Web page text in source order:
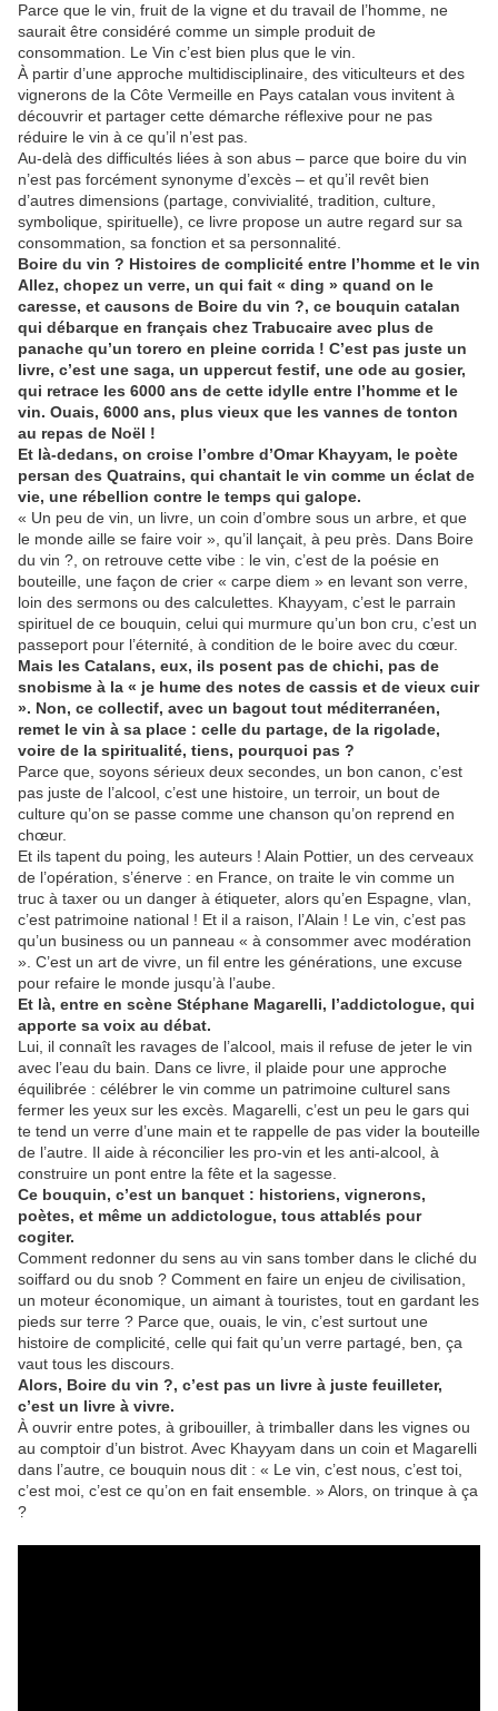
Parce que le vin, fruit de la vigne et du travail de l’homme, ne
saurait être considéré comme un simple produit de
consommation. Le Vin c’est bien plus que le vin.
À partir d’une approche multidisciplinaire, des viticulteurs et des
vignerons de la Côte Vermeille en Pays catalan vous invitent à
découvrir et partager cette démarche réflexive pour ne pas
réduire le vin à ce qu’il n’est pas.
Au-delà des difficultés liées à son abus – parce que boire du vin
n’est pas forcément synonyme d’excès – et qu’il revêt bien
d’autres dimensions (partage, convivialité, tradition, culture,
symbolique, spirituelle), ce livre propose un autre regard sur sa
consommation, sa fonction et sa personnalité.
Boire du vin ? Histoires de complicité entre l’homme et le vin
Allez, chopez un verre, un qui fait « ding » quand on le
caresse, et causons de Boire du vin ?, ce bouquin catalan
qui débarque en français chez Trabucaire avec plus de
panache qu’un torero en pleine corrida ! C’est pas juste un
livre, c’est une saga, un uppercut festif, une ode au gosier,
qui retrace les 6000 ans de cette idylle entre l’homme et le
vin. Ouais, 6000 ans, plus vieux que les vannes de tonton
au repas de Noël !
Et là-dedans, on croise l’ombre d’Omar Khayyam, le poète
persan des Quatrains, qui chantait le vin comme un éclat de
vie, une rébellion contre le temps qui galope.
« Un peu de vin, un livre, un coin d’ombre sous un arbre, et que
le monde aille se faire voir », qu’il lançait, à peu près. Dans Boire
du vin ?, on retrouve cette vibe : le vin, c’est de la poésie en
bouteille, une façon de crier « carpe diem » en levant son verre,
loin des sermons ou des calculettes. Khayyam, c’est le parrain
spirituel de ce bouquin, celui qui murmure qu’un bon cru, c’est un
passeport pour l’éternité, à condition de le boire avec du cœur.
Mais les Catalans, eux, ils posent pas de chichi, pas de
snobisme à la « je hume des notes de cassis et de vieux cuir
». Non, ce collectif, avec un bagout tout méditerranéen,
remet le vin à sa place : celle du partage, de la rigolade,
voire de la spiritualité, tiens, pourquoi pas ?
Parce que, soyons sérieux deux secondes, un bon canon, c’est
pas juste de l’alcool, c’est une histoire, un terroir, un bout de
culture qu’on se passe comme une chanson qu’on reprend en
chœur.
Et ils tapent du poing, les auteurs ! Alain Pottier, un des cerveaux
de l’opération, s’énerve : en France, on traite le vin comme un
truc à taxer ou un danger à étiqueter, alors qu’en Espagne, vlan,
c’est patrimoine national ! Et il a raison, l’Alain ! Le vin, c’est pas
qu’un business ou un panneau « à consommer avec modération
». C’est un art de vivre, un fil entre les générations, une excuse
pour refaire le monde jusqu’à l’aube.
Et là, entre en scène Stéphane Magarelli, l’addictologue, qui
apporte sa voix au débat.
Lui, il connaît les ravages de l’alcool, mais il refuse de jeter le vin
avec l’eau du bain. Dans ce livre, il plaide pour une approche
équilibrée : célébrer le vin comme un patrimoine culturel sans
fermer les yeux sur les excès. Magarelli, c’est un peu le gars qui
te tend un verre d’une main et te rappelle de pas vider la bouteille
de l’autre. Il aide à réconcilier les pro-vin et les anti-alcool, à
construire un pont entre la fête et la sagesse.
Ce bouquin, c’est un banquet : historiens, vignerons,
poètes, et même un addictologue, tous attablés pour
cogiter.
Comment redonner du sens au vin sans tomber dans le cliché du
soiffard ou du snob ? Comment en faire un enjeu de civilisation,
un moteur économique, un aimant à touristes, tout en gardant les
pieds sur terre ? Parce que, ouais, le vin, c’est surtout une
histoire de complicité, celle qui fait qu’un verre partagé, ben, ça
vaut tous les discours.
Alors, Boire du vin ?, c’est pas un livre à juste feuilleter,
c’est un livre à vivre.
À ouvrir entre potes, à gribouiller, à trimballer dans les vignes ou
au comptoir d’un bistrot. Avec Khayyam dans un coin et Magarelli
dans l’autre, ce bouquin nous dit : « Le vin, c’est nous, c’est toi,
c’est moi, c’est ce qu’on en fait ensemble. » Alors, on trinque à ça
?